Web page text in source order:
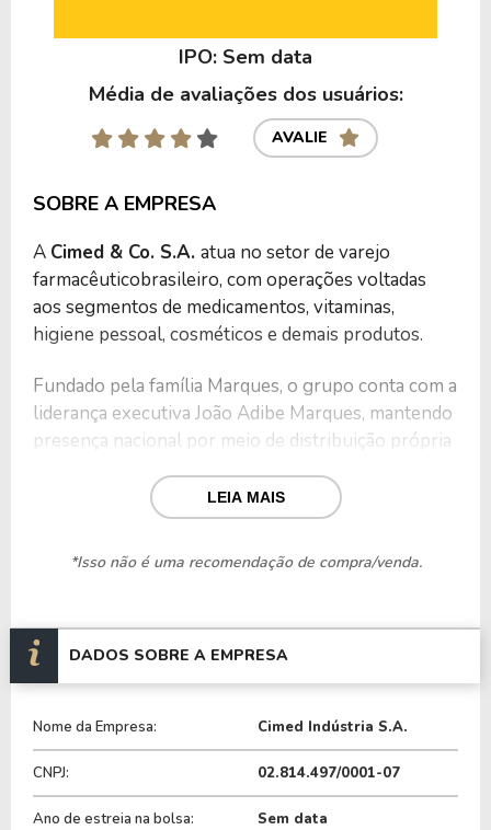
IPO: Sem data
Média de avaliações dos usuários:
AVALIE
SOBRE A EMPRESA
A Cimed & Co. S.A. atua no setor de varejo
farmacêuticobrasileiro, com operações voltadas
aos segmentos de medicamentos, vitaminas,
higiene pessoal, cosméticos e demais produtos.
Fundado pela família Marques, o grupo conta com a
liderança executiva João Adibe Marques, mantendo
presença nacional por meio de distribuição própria
independentes e grandes varejistas.
em verticalização industrial, logística própria e
Entre os principais produtos comercializados estão:
Carmed
K-Med
Cimegripe
Linhas de higiene e beleza.
LEIA MAIS
*Isso não é uma recomendação de compra/venda.
DADOS SOBRE A EMPRESA
Nome da Empresa: Cimed Indústria S.A.
CNPJ: 02.814.497/0001-07
Ano de estreia na bolsa: Sem data